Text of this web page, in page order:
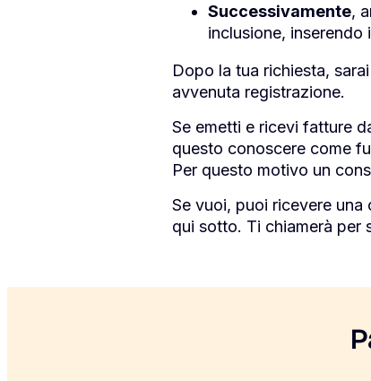
Successivamente,
inclusione, inserendo
Dopo la tua richiesta,
avvenuta registrazione.
Se emetti e ricevi fatture
questo conoscere come
Per questo motivo un
Se vuoi, puoi ricevere
qui sotto. Ti chiamerà per